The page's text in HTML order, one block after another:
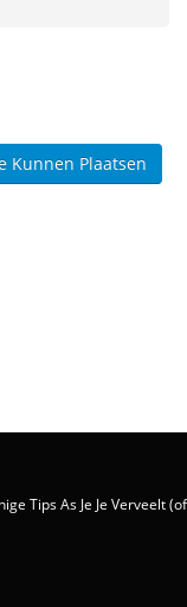
Kunnen Plaatsen
Tips As Je Je Verveelt